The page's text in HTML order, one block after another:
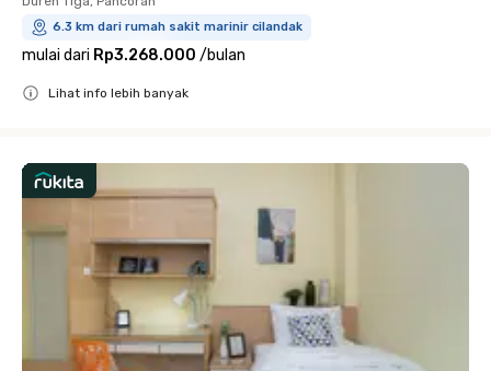
6.3 km dari rumah sakit marinir cilandak
mulai dari Rp3.268.000 /bulan
Lihat info lebih banyak